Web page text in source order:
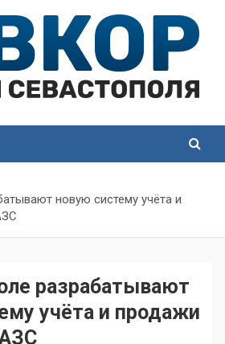
новую систему учёта и
разрабатывают
учёта и продажи